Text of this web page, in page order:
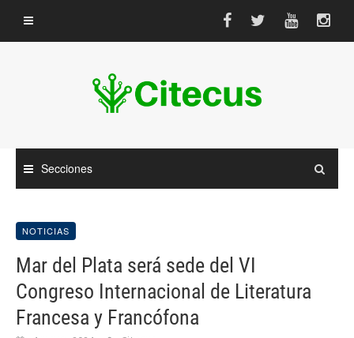
contenido
Secciones
NOTICIAS
Mar del Plata será sede del VI
Congreso Internacional de Literatura
Francesa y Francófona